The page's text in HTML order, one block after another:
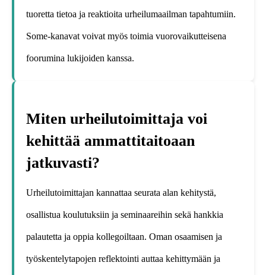
tuoretta tietoa ja reaktioita urheilumaailman tapahtumiin.
Some-kanavat voivat myös toimia vuorovaikutteisena
foorumina lukijoiden kanssa.
Miten urheilutoimittaja voi
kehittää ammattitaitoaan
jatkuvasti?
Urheilutoimittajan kannattaa seurata alan kehitystä,
osallistua koulutuksiin ja seminaareihin sekä hankkia
palautetta ja oppia kollegoiltaan. Oman osaamisen ja
työskentelytapojen reflektointi auttaa kehittymään ja